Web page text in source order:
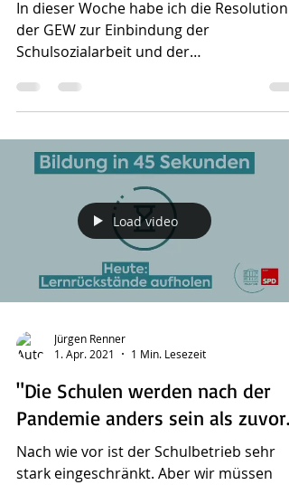
Schulmitbestimmung für alle!
In dieser Woche habe ich die Resolution
der GEW zur Einbindung der
Load video
Jürgen Renner
1. Apr. 2021
1 Min. Lesezeit
"Die Schulen werden nach der
Pandemie anders sein als zuvor."